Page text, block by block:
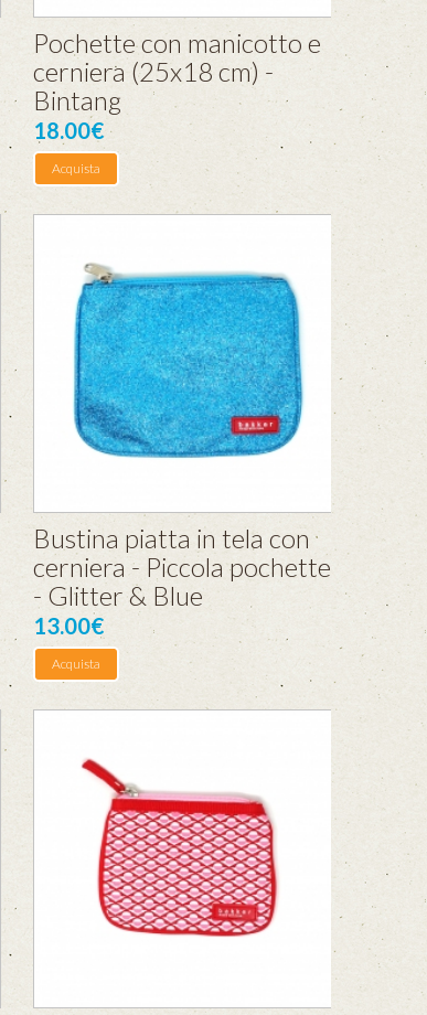
Pochette con manicotto e
cerniera (25x18 cm) -
Bintang
18.00€
Acquista
Bustina piatta in tela con
cerniera - Piccola pochette
- Glitter & Blue
13.00€
Acquista